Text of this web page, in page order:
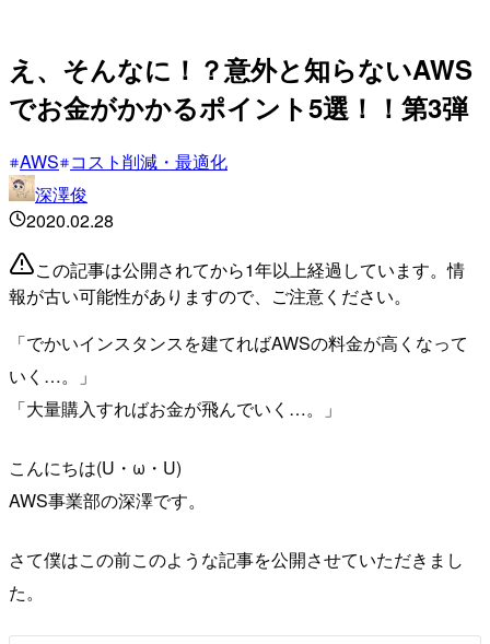
え、そんなに！？意外と知らないAWS
でお金がかかるポイント5選！！第3弾
AWS コスト削減・最適化
深澤俊
2020.02.28
この記事は公開されてから1年以上経過しています。情
報が古い可能性がありますので、ご注意ください。
「でかいインスタンスを建てればAWSの料金が高くなって
いく…。」
「大量購入すればお金が飛んでいく…。」
こんにちは(U・ω・U)
AWS事業部の深澤です。
さて僕はこの前このような記事を公開させていただきまし
た。